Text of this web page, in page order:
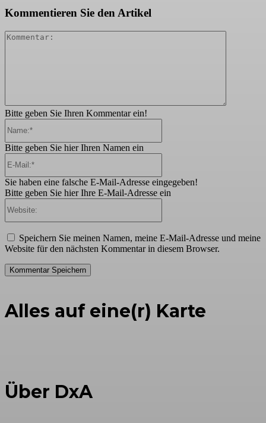
Kommentieren Sie den Artikel
Bitte geben Sie Ihren Kommentar ein!
Bitte geben Sie hier Ihren Namen ein
Sie haben eine falsche E-Mail-Adresse eingegeben!
Bitte geben Sie hier Ihre E-Mail-Adresse ein
Speichern Sie meinen Namen, meine E-Mail-Adresse und meine
Website für den nächsten Kommentar in diesem Browser.
Alles auf eine(r) Karte
Über DxA